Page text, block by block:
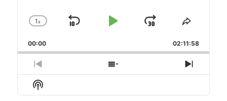
Change
Rate
1x
Skip
Play
Jump
Forward
Share
Episode
00:00 02:11:58
Previous
Episode
Show
Episodes
Next
Episode
Show
Podcast